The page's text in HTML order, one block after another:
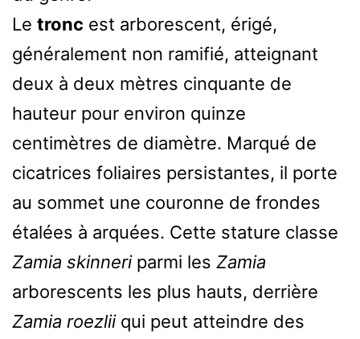
Le tronc est arborescent, érigé,
généralement non ramifié, atteignant
deux à deux mètres cinquante de
hauteur pour environ quinze
centimètres de diamètre. Marqué de
cicatrices foliaires persistantes, il porte
au sommet une couronne de frondes
étalées à arquées. Cette stature classe
Zamia skinneriparmi les Zamia
arborescents les plus hauts, derrière
Zamia roezliiqui peut atteindre des